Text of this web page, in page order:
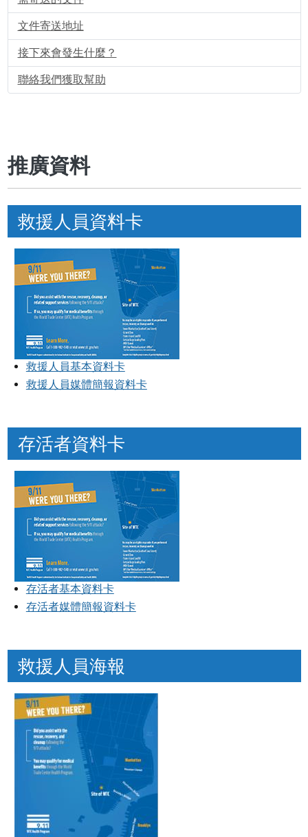
文件寄送地址
接下來會發生什麼？
聯絡我們獲取幫助
推廣資料
救援人員資料卡
救援人員基本資料卡
救援人員媒體簡報資料卡
存活者資料卡
存活者基本資料卡
存活者媒體簡報資料卡
救援人員海報